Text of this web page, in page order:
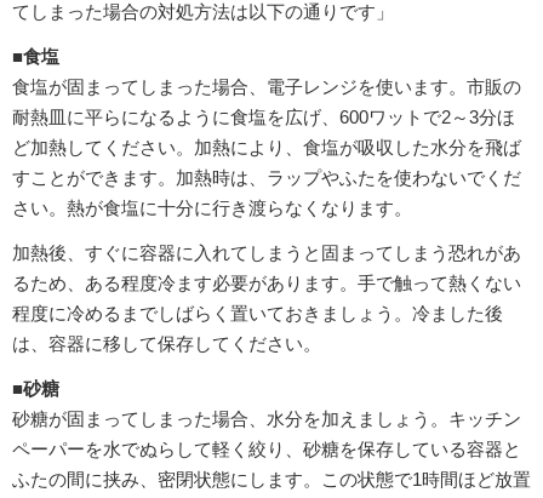
てしまった場合の対処方法は以下の通りです」
■食塩
食塩が固まってしまった場合、電子レンジを使います。市販の
耐熱皿に平らになるように食塩を広げ、600ワットで2～3分ほ
ど加熱してください。加熱により、食塩が吸収した水分を飛ば
すことができます。加熱時は、ラップやふたを使わないでくだ
さい。熱が食塩に十分に行き渡らなくなります。
加熱後、すぐに容器に入れてしまうと固まってしまう恐れがあ
るため、ある程度冷ます必要があります。手で触って熱くない
程度に冷めるまでしばらく置いておきましょう。冷ました後
は、容器に移して保存してください。
■砂糖
砂糖が固まってしまった場合、水分を加えましょう。キッチン
ペーパーを水でぬらして軽く絞り、砂糖を保存している容器と
ふたの間に挟み、密閉状態にします。この状態で1時間ほど放置